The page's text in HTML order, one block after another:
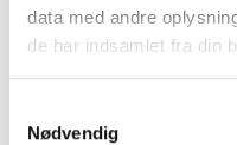
data med andre
de har indsamlet fra din
Nødvendig